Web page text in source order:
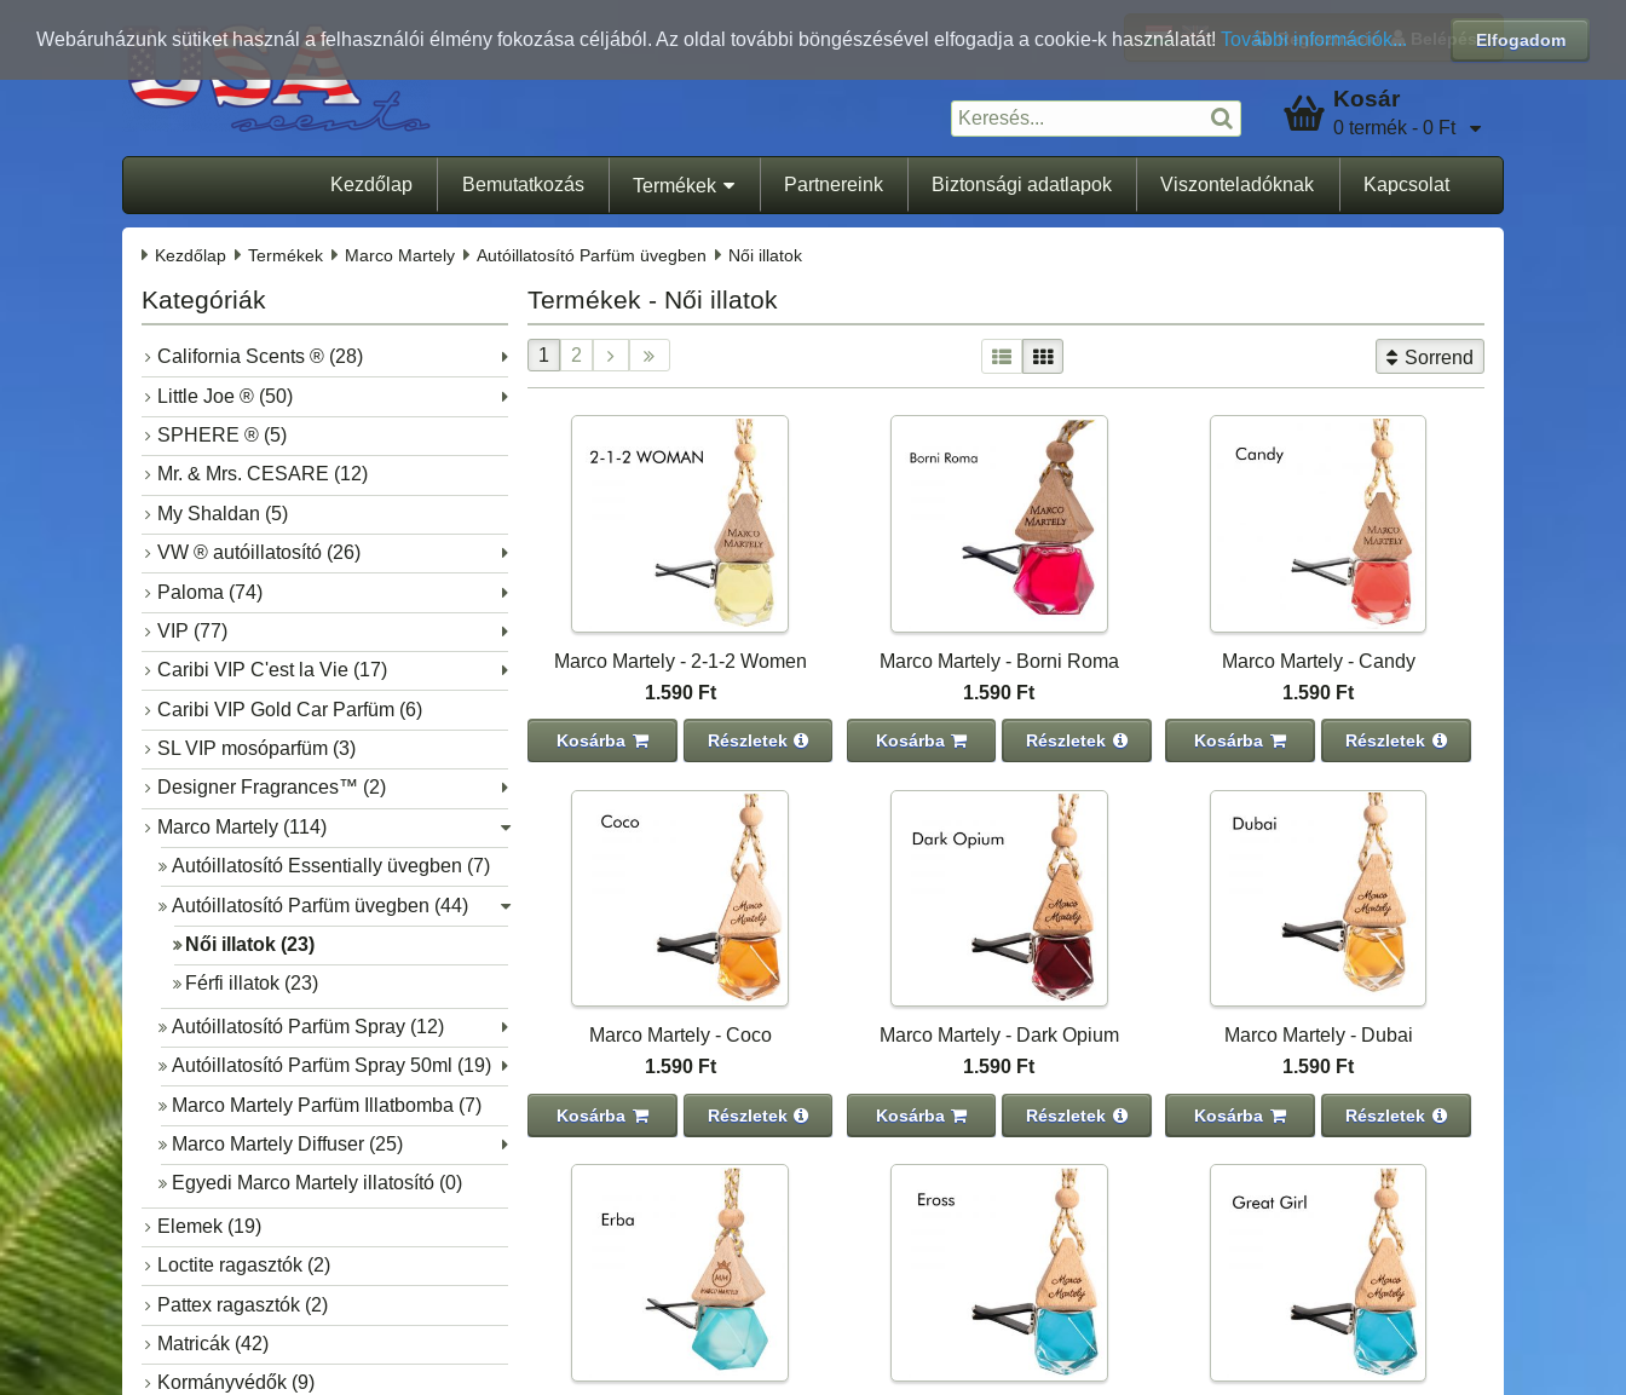
Elfogadom
Webáruházunk sütiket használ a felhasználói élmény fokozása céljából. Az oldal további böngészésével elfogadja a cookie-k használatát! További információk...
Regisztráció Belépés
Kosár
0 termék - 0 Ft
Kezdőlap Bemutatkozás Termékek Partnereink Biztonsági adatlapok Viszonteladóknak Kapcsolat
Kezdőlap Termékek Marco Martely Autóillatosító Parfüm üvegben Női illatok
Termékek - Női illatok
1 2 Sorrend
Marco Martely - 2-1-2 Women
1.590 Ft
Kosárba Részletek
Marco Martely - Borni Roma
1.590 Ft
Kosárba Részletek
Marco Martely - Candy
1.590 Ft
Kosárba Részletek
Marco Martely - Coco
1.590 Ft
Kosárba Részletek
Marco Martely - Dark Opium
1.590 Ft
Kosárba Részletek
Marco Martely - Dubai
1.590 Ft
Kosárba Részletek
Kategóriák
California Scents ® (28)
Little Joe ® (50)
SPHERE ® (5)
Mr. & Mrs. CESARE (12)
My Shaldan (5)
VW ® autóillatosító (26)
Paloma (74)
VIP (77)
Caribi VIP C'est la Vie (17)
Caribi VIP Gold Car Parfüm (6)
SL VIP mosóparfüm (3)
Designer Fragrances™ (2)
Marco Martely (114)
Autóillatosító Essentially üvegben (7)
Autóillatosító Parfüm üvegben (44)
Női illatok (23)
Férfi illatok (23)
Autóillatosító Parfüm Spray (12)
Autóillatosító Parfüm Spray 50ml (19)
Marco Martely Parfüm Illatbomba (7)
Marco Martely Diffuser (25)
Egyedi Marco Martely illatosító (0)
Elemek (19)
Loctite ragasztók (2)
Pattex ragasztók (2)
Matricák (42)
Kormányvédők (9)